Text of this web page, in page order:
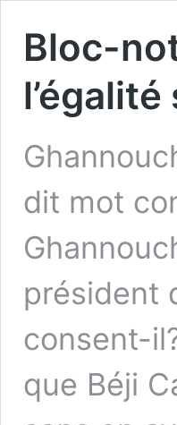
Bloc-
dit mot
président
consent-
que Béji